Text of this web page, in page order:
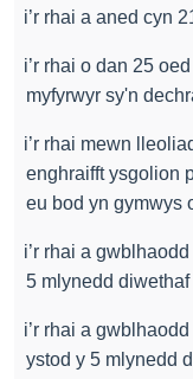
i’r rhai a aned cyn
i’r rhai o dan 25
myfyrwyr sy'n
i’r rhai mewn
enghraifft ysgolion
eu bod yn gymwys
i’r rhai a
5 mlynedd diwethaf
i’r rhai a
ystod y 5 mlynedd